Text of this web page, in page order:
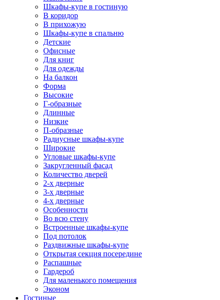
Шкафы-купе в гостиную
В коридор
В прихожую
Шкафы-купе в спальню
Детские
Офисные
Для книг
Для одежды
На балкон
Форма
Высокие
Г-образные
Длинные
Низкие
П-образные
Радиусные шкафы-купе
Широкие
Угловые шкафы-купе
Закругленный фасад
Количество дверей
2-х дверные
3-х дверные
4-х дверные
Особенности
Во всю стену
Встроенные шкафы-купе
Под потолок
Раздвижные шкафы-купе
Открытая секция посередине
Распашные
Гардероб
Для маленького помещения
Эконом
Гостиные